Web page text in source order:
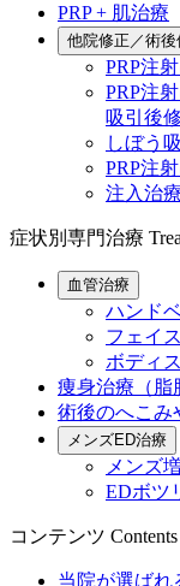
PRP + 肌治療
他院修正／術後
PRP注
PRP注
吸引後
しぼう
PRP注
注入治
症状別専門治療
血管治療
ハンド
フェイ
ボディ
痩身治療（脂
術後のへこみ
メンズED治療
メンズ
EDボツ
コンテンツ Contents
当院が選ばれ